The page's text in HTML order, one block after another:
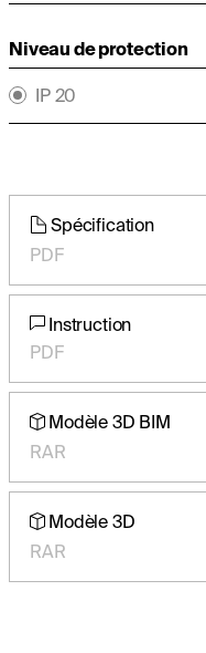
Niveau de protection
IP 20
Spécification
PDF
Instruction
PDF
Modèle 3D BIM
RAR
Modèle 3D
RAR